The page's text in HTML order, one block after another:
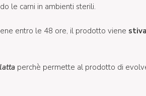
le carni in ambienti sterili.
entro le 48 ore, il prodotto viene
lattaperchè permette al prodotto di